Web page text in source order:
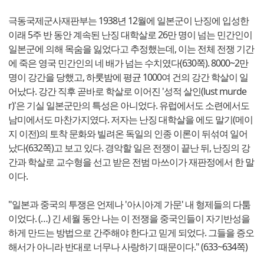
극동국제군사재판부는 1938년 12월에 일본군이 난징에 입성한
이래 5주 반 동안 계속된 난징 대학살로 26만 명이 넘는 민간인이
일본군에 의해 목숨을 잃었다고 추정했는데, 이는 전체 전쟁 기간
에 죽은 영국 민간인의 네 배가 넘는 수치였다(630쪽). 8000~2만
명이 강간을 당했고, 하룻밤에 평균 1000여 건의 강간 학살이 일
어났다. 강간 직후 곧바로 학살로 이어진 '성적 살인(lust murde
r)'은 기실 일본군만의 특성은 아니었다. 유럽에서도 소련에서도
남미에서도 마찬가지였다. 저자는 난징 대학살을 에도 말기(메이
지 이전)의 토착 문화와 빌려온 독일의 인종 이론이 뒤섞여 일어
났다(632쪽)고 보고 있다. 경악할 일은 전쟁이 끝난 뒤, 난징의 강
간과 학살로 교수형을 선고 받은 전범 마쓰이가 재판정에서 한 말
이다.
"일본과 중국의 투쟁은 언제나 '아시아계 가문' 내 형제들의 다툼
이었다. (…) 긴 세월 동안 나는 이 전쟁을 중국인들이 자기반성을
하게 만드는 방법으로 간주해야 한다고 믿게 되었다. 그들을 증오
해서가 아니라 반대로 너무나 사랑하기 때문이다." (633~634쪽)